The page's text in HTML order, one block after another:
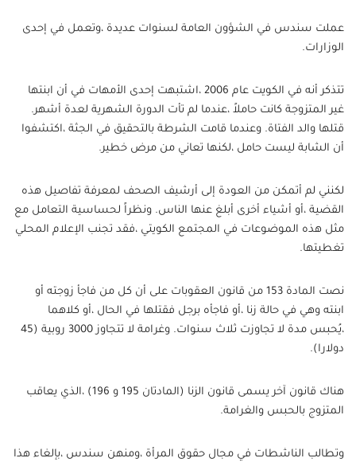
عملت سندس في الشؤون العامة لسنوات عديدة ،وتعمل في إحدى
الوزارات.
تتذكر أنه في الكويت عام 2006 ،اشتبهت إحدى الأمهات في أن ابنتها
غير المتزوجة كانت حاملاً ،عندما لم تأت الدورة الشهرية لعدة أشهر.
قتلها والد الفتاة. وعندما قامت الشرطة بالتحقيق في الجثة ،اكتشفوا
أن الشابة ليست حامل ،لكنها تعاني من مرض خطير.
لكنني لم أتمكن من العودة إلى أرشيف الصحف لمعرفة تفاصيل هذه
القضية ،أو أشياء أخرى أبلغ عنها الناس. ونظراً لحساسية التعامل مع
مثل هذه الموضوعات في المجتمع الكويتي ،فقد تجنب الإعلام المحلي
تغطيتها.
نصت المادة 153 من قانون العقوبات على أن كل من فاجأ زوجته أو
ابنته وهي في حالة زنا ،أو فاجأه برجل فقتلها في الحال ،أو كلاهما
،يُحبس مدة لا تجاوزت ثلاث سنوات. وغرامة لا تتجاوز 3000 روبية (45
دولارا).
هناك قانون آخر يسمى قانون الزنا (المادتان 195 و 196) ،الذي يعاقب
المتزوج بالحبس والغرامة.
وتطالب الناشطات في مجال حقوق المرأة ،ومنهن سندس ،بإلغاء هذا